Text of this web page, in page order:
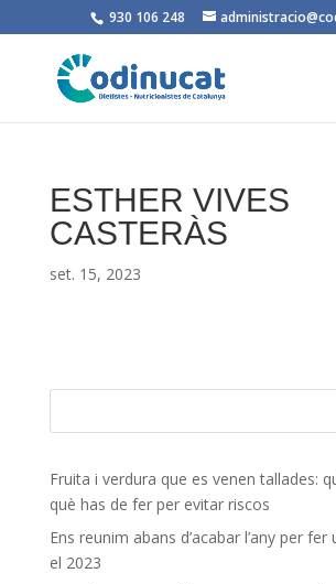
930 106 248
ESTHER VIVES
CASTERÀS
set. 15, 2023
Fruita i verdura que es venen tallades:
què has de fer per evitar riscos
Ens reunim abans d’acabar l’any per
el 2023